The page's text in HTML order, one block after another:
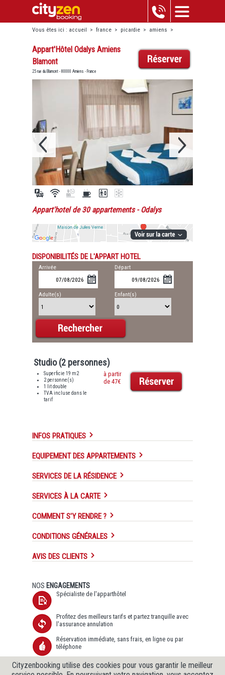
Vous êtes ici : accueil > france > picardie > amiens >
appart'hôtel odalys amiens blamont
Appart'Hôtel Odalys Amiens
Blamont
25 rue du Blamont - 80000 Amiens - France
Appart'hotel de 30 appartements- Odalys
DISPONIBILITÉS DE L'APPART HOTEL
Arrivée Départ
Adulte(s) Enfant(s)
Studio (2 personnes)
Superficie 19 m2
2 personne(s)
1 lit double
TVA incluse dans le
tarif
à partir
de 47€
INFOS PRATIQUES
EQUIPEMENT DES APPARTEMENTS
SERVICES DE LA RÉSIDENCE
SERVICES À LA CARTE
COMMENT S'Y RENDRE ?
CONDITIONS GÉNÉRALES
AVIS DES CLIENTS
NOS ENGAGEMENTS
Spécialiste de l'apparthôtel
Profitez des meilleurs tarifs et partez tranquille avec
l'assurance annulation
Réservation immédiate, sans frais, en ligne ou par
téléphone
Transfert de données sécurisé SSL et Protection des
données garantie
Cityzenbooking utilise des cookies pour vous garantir le meilleur